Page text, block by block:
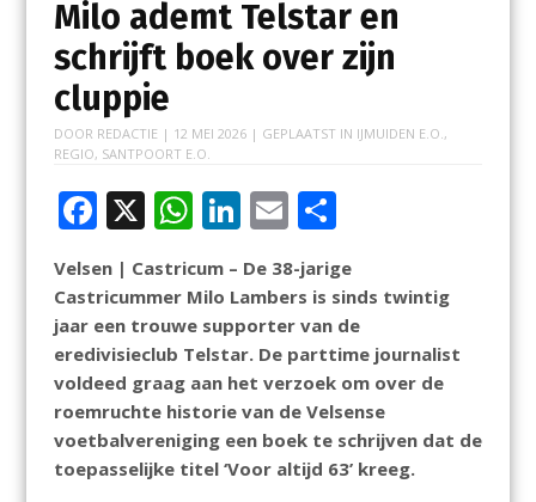
Milo ademt Telstar en
schrijft boek over zijn
cluppie
DOOR REDACTIE | 12 MEI 2026| GEPLAATST IN IJMUIDEN E.O. ,
REGIO, SANTPOORT E.O.
F
ac
e
b
o
o
k
X W
at
s
A
p
p
Li
k
e
dI
n
E
m
ai
l
D
e
n
Velsen | Castricum – De 38-jarige
Castricummer Milo Lambers is sinds twintig
jaar een trouwe supporter van de
eredivisieclub Telstar. De parttime journalist
voldeed graag aan het verzoek om over de
roemruchte historie van de Velsense
voetbalvereniging een boek te schrijven dat de
toepasselijke titel ‘Voor altijd 63’ kreeg.